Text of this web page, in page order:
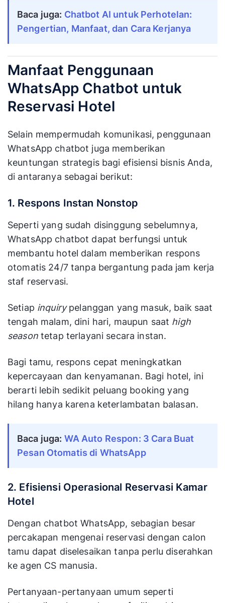
Baca juga: Chatbot AI untuk Perhotelan:
Pengertian, Manfaat, dan Cara Kerjanya
Manfaat Penggunaan
WhatsApp Chatbot untuk
Reservasi Hotel
​​Selain mempermudah komunikasi, penggunaan
WhatsApp chatbot juga memberikan
keuntungan strategis bagi efisiensi bisnis Anda,
di antaranya sebagai berikut:
1. Respons Instan Nonstop
Seperti yang sudah disinggung sebelumnya,
WhatsApp chatbot dapat berfungsi untuk
membantu hotel dalam memberikan respons
otomatis 24/7 tanpa bergantung pada jam kerja
staf reservasi.
Setiap inquirypelanggan yang masuk, baik saat
tengah malam, dini hari, maupun saat high
seasontetap terlayani secara instan.
Bagi tamu, respons cepat meningkatkan
kepercayaan dan kenyamanan. Bagi hotel, ini
berarti lebih sedikit peluang booking yang
hilang hanya karena keterlambatan balasan.
Baca juga: WA Auto Respon: 3 Cara Buat
Pesan Otomatis di WhatsApp
2. Efisiensi Operasional Reservasi Kamar
Hotel
Dengan chatbot WhatsApp, sebagian besar
percakapan mengenai reservasi dengan calon
tamu dapat diselesaikan tanpa perlu diserahkan
ke agen CS manusia.
Pertanyaan-pertanyaan umum seperti